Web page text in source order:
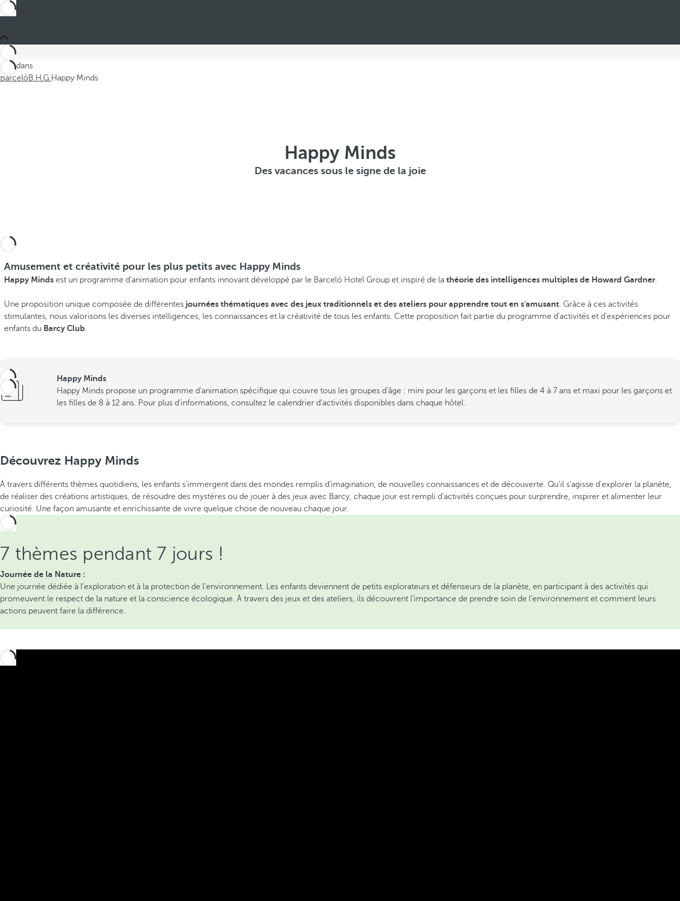
Ces dans
BarcelóB.H.G.Happy Minds
Happy Minds
Des vacances sous le signe de la joie
Amusement et créativité pour les plus petits avec Happy Minds
Happy Minds est un programme d'animation pour enfants innovant développé par le Barceló Hotel Group et inspiré de la théorie des intelligences multiples de Howard Gardner.
Une proposition unique composée de différentes journées thématiques avec des jeux traditionnels et des ateliers pour apprendre tout en s'amusant. Grâce à ces activités
stimulantes, nous valorisons les diverses intelligences, les connaissances et la créativité de tous les enfants. Cette proposition fait partie du programme d'activités et d'expériences pour
enfants du Barcy Club.
Happy Minds
Happy Minds propose un programme d'animation spécifique qui couvre tous les groupes d'âge : mini pour les garçons et les filles de 4 à 7 ans et maxi pour les garçons et
les filles de 8 à 12 ans. Pour plus d'informations, consultez le calendrier d'activités disponibles dans chaque hôtel.
Découvrez Happy Minds
À travers différents thèmes quotidiens, les enfants s’immergent dans des mondes remplis d’imagination, de nouvelles connaissances et de découverte. Qu'il s'agisse d'explorer la planète,
de réaliser des créations artistiques, de résoudre des mystères ou de jouer à des jeux avec Barcy, chaque jour est rempli d'activités conçues pour surprendre, inspirer et alimenter leur
curiosité. Une façon amusante et enrichissante de vivre quelque chose de nouveau chaque jour.
7 thèmes pendant 7 jours !
Journée de la Nature :
Une journée dédiée à l'exploration et à la protection de l'environnement. Les enfants deviennent de petits explorateurs et défenseurs de la planète, en participant à des activités qui
promeuvent le respect de la nature et la conscience écologique. À travers des jeux et des ateliers, ils découvrent l’importance de prendre soin de l’environnement et comment leurs
actions peuvent faire la différence.